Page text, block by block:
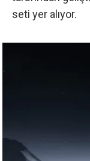
seti yer alıyor.